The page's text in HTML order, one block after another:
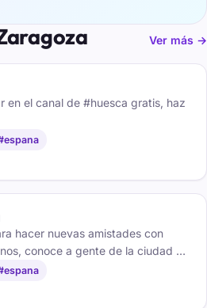
Ver más →
en el canal de #huesca gratis, haz
hacer nuevas amistades con
conoce a gente de la ciudad y